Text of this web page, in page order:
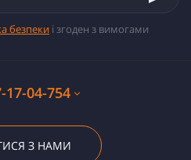
безпеки і згоден з вимогами
17-04-754
З НАМИ